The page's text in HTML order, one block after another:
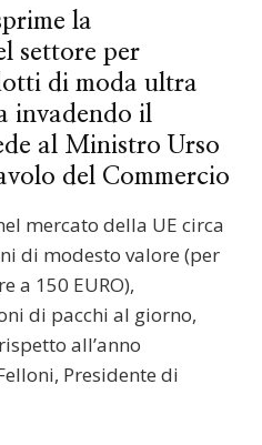
la
settore per
di moda ultra
invadendo il
al Ministro Urso
del Commercio
mercato della UE circa
di modesto valore (per
a 150 EURO),
di pacchi al giorno,
all’anno
Presidente di